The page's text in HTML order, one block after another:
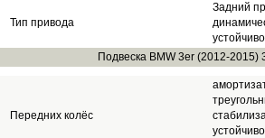
Тип привода
Задний
Подвеска BMW 3er (2012-2015)
Передних колёс